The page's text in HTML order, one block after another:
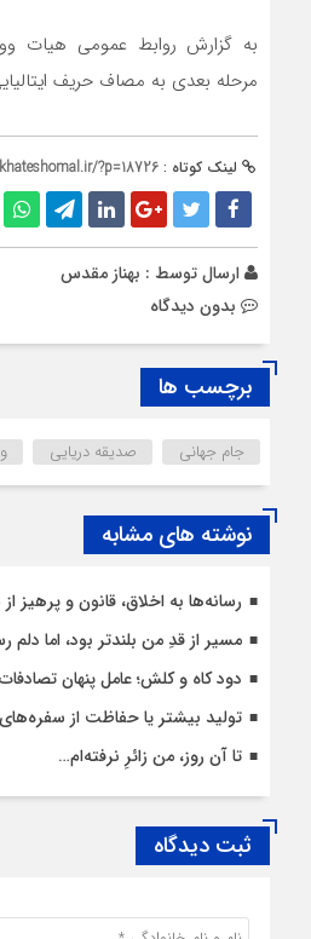
به گزارش روابط عمومی هیات
مرحله بعدی به مصاف حریف
لینک کوتاه : ?p=18726
ارسال توسط : بهناز مقدس
بدون دیدگاه
برچسب ها
جام جهانی صدیقه دریایی
نوشته های مشابه
رسانه‌ها به اخلاق، قانون و پرهیز از
مسیر از قدِ من بلندتر بود، اما دلم
دود کاه و کلش؛ عامل پنهان
تولید بیشتر یا حفاظت از
تا آن روز، من زائرِ نرفته‌ام…
ثبت دیدگاه